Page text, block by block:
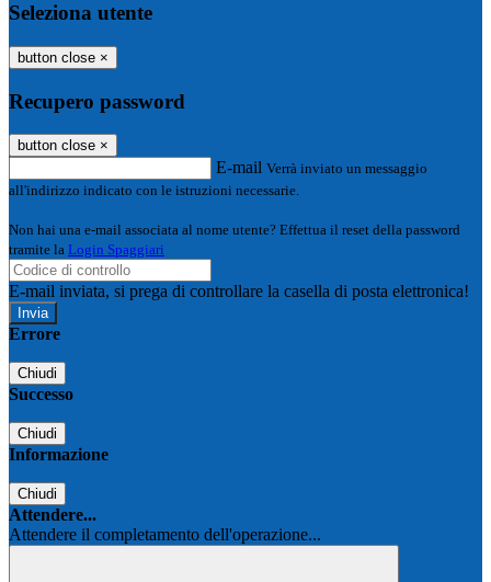
Seleziona utente
button close ×
Recupero password
button close ×
E-mail Verrà inviato un messaggio
all'indirizzo indicato con le istruzioni necessarie.
Non hai una e-mail associata al nome utente? Effettua il reset della password
tramite la Login Spaggiari
E-mail inviata, si prega di controllare la casella di posta elettronica!
Errore
Chiudi
Successo
Chiudi
Informazione
Chiudi
Attendere...
Attendere il completamento dell'operazione...